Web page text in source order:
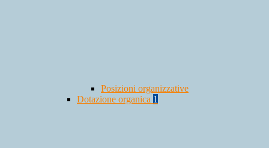
Posizioni organizzative
Dotazione organica 1